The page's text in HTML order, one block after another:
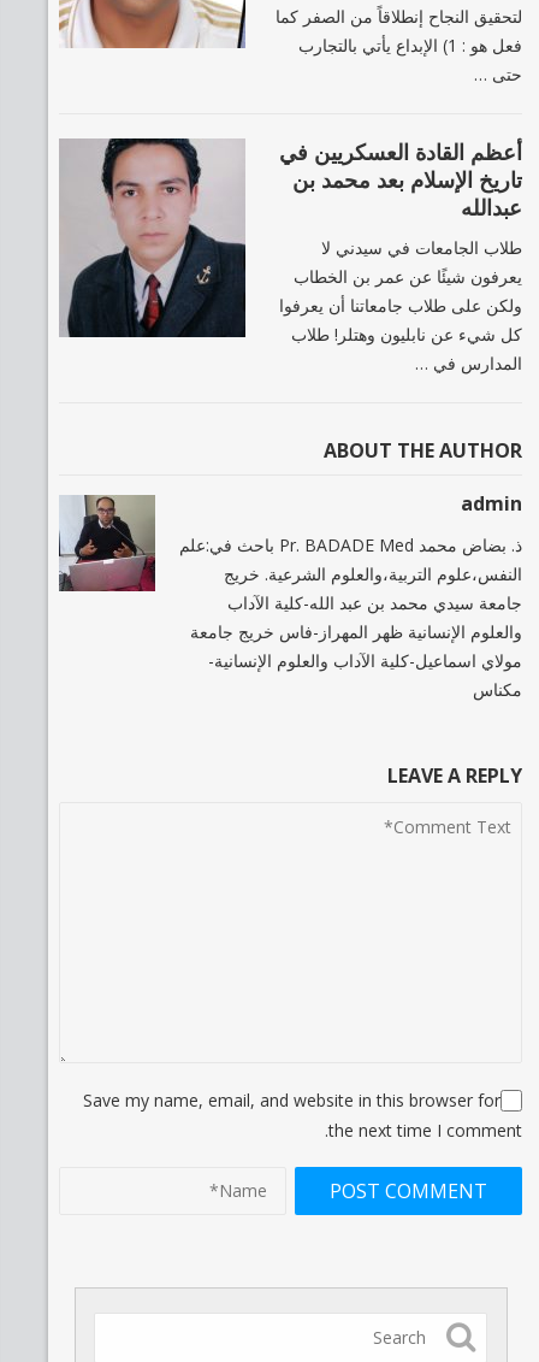
لتحقيق النجاح إنطلاقاً من الصفر كما
فعل هو : 1) الإبداع يأتي بالتجارب
حتى …
أعظم القادة العسكريين في
تاريخ الإسلام بعد محمد بن
عبدالله
طلاب الجامعات في سيدني لا
يعرفون شيئًا عن عمر بن الخطاب
ولكن على طلاب جامعاتنا أن يعرفوا
كل شيء عن نابليون وهتلر! طلاب
المدارس في …
ABOUT THE AUTHOR
admin
ذ. بضاض محمد Pr. BADADE Med باحث في:علم
النفس،علوم التربية،والعلوم الشرعية. خريج
جامعة سيدي محمد بن عبد الله-كلية الآداب
والعلوم الإنسانية ظهر المهراز-فاس خريج جامعة
مولاي اسماعيل-كلية الآداب والعلوم الإنسانية-
مكناس
LEAVE A REPLY
Save my name, email, and website in this browser for
the next time I comment.